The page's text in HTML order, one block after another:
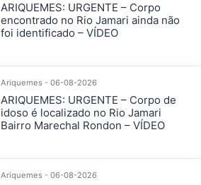
ARIQUEMES: URGENTE – Corpo
encontrado no Rio Jamari ainda não
foi identificado – VÍDEO
Ariquemes - 06-08-2026
ARIQUEMES: URGENTE – Corpo de
idoso é localizado no Rio Jamari
Bairro Marechal Rondon – VÍDEO
Ariquemes - 06-08-2026